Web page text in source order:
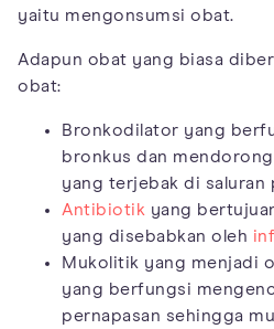
yaitu mengonsumsi obat.
Adapun obat yang biasa
obat:
Bronkodilator yang
bronkus dan
yang terjebak di saluran
Antibiotik yang
yang disebabkan oleh
Mukolitik yang menjadi
yang berfungsi
pernapasan sehingga